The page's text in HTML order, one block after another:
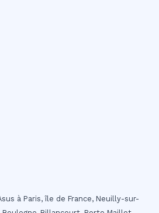
à Paris, île de France, Neuilly-sur-